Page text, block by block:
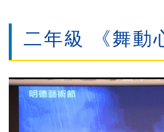
二年級 《舞動